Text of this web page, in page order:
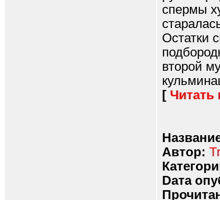
спермы
Остатки
второй
[ Читать
Автор:
Dата